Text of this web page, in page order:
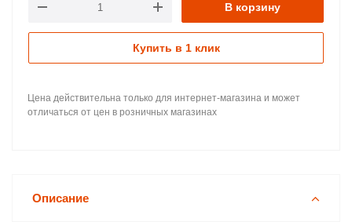
В корзину
Купить в 1 клик
Цена действительна только для интернет-магазина и может
отличаться от цен в розничных магазинах
Описание